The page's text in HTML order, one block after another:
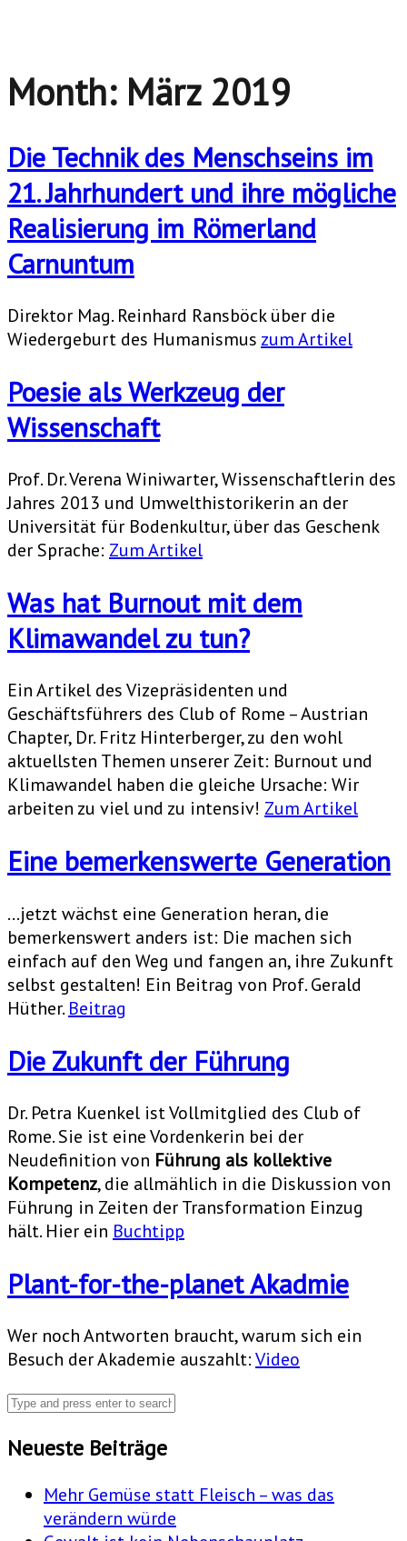
Month: März 2019
Die Technik des Menschseins im
21. Jahrhundert und ihre mögliche
Realisierung im Römerland
Carnuntum
Direktor Mag. Reinhard Ransböck über die
Wiedergeburt des Humanismus zum Artikel
Poesie als Werkzeug der
Wissenschaft
Prof. Dr. Verena Winiwarter, Wissenschaftlerin des
Jahres 2013 und Umwelthistorikerin an der
Universität für Bodenkultur, über das Geschenk
der Sprache: Zum Artikel
Was hat Burnout mit dem
Klimawandel zu tun?
Ein Artikel des Vizepräsidenten und
Geschäftsführers des Club of Rome – Austrian
Chapter, Dr. Fritz Hinterberger, zu den wohl
aktuellsten Themen unserer Zeit: Burnout und
Klimawandel haben die gleiche Ursache: Wir
arbeiten zu viel und zu intensiv! Zum Artikel
Eine bemerkenswerte Generation
…jetzt wächst eine Generation heran, die
bemerkenswert anders ist: Die machen sich
einfach auf den Weg und fangen an, ihre Zukunft
selbst gestalten! Ein Beitrag von Prof. Gerald
Hüther. Beitrag
Die Zukunft der Führung
Dr. Petra Kuenkel ist Vollmitglied des Club of
Rome. Sie ist eine Vordenkerin bei der
Neudefinition von Führung als kollektive
Kompetenz, die allmählich in die Diskussion von
Führung in Zeiten der Transformation Einzug
hält. Hier ein Buchtipp
Plant-for-the-planet Akadmie
Wer noch Antworten braucht, warum sich ein
Besuch der Akademie auszahlt:Video
Neueste Beiträge
Mehr Gemüse statt Fleisch – was das
verändern würde